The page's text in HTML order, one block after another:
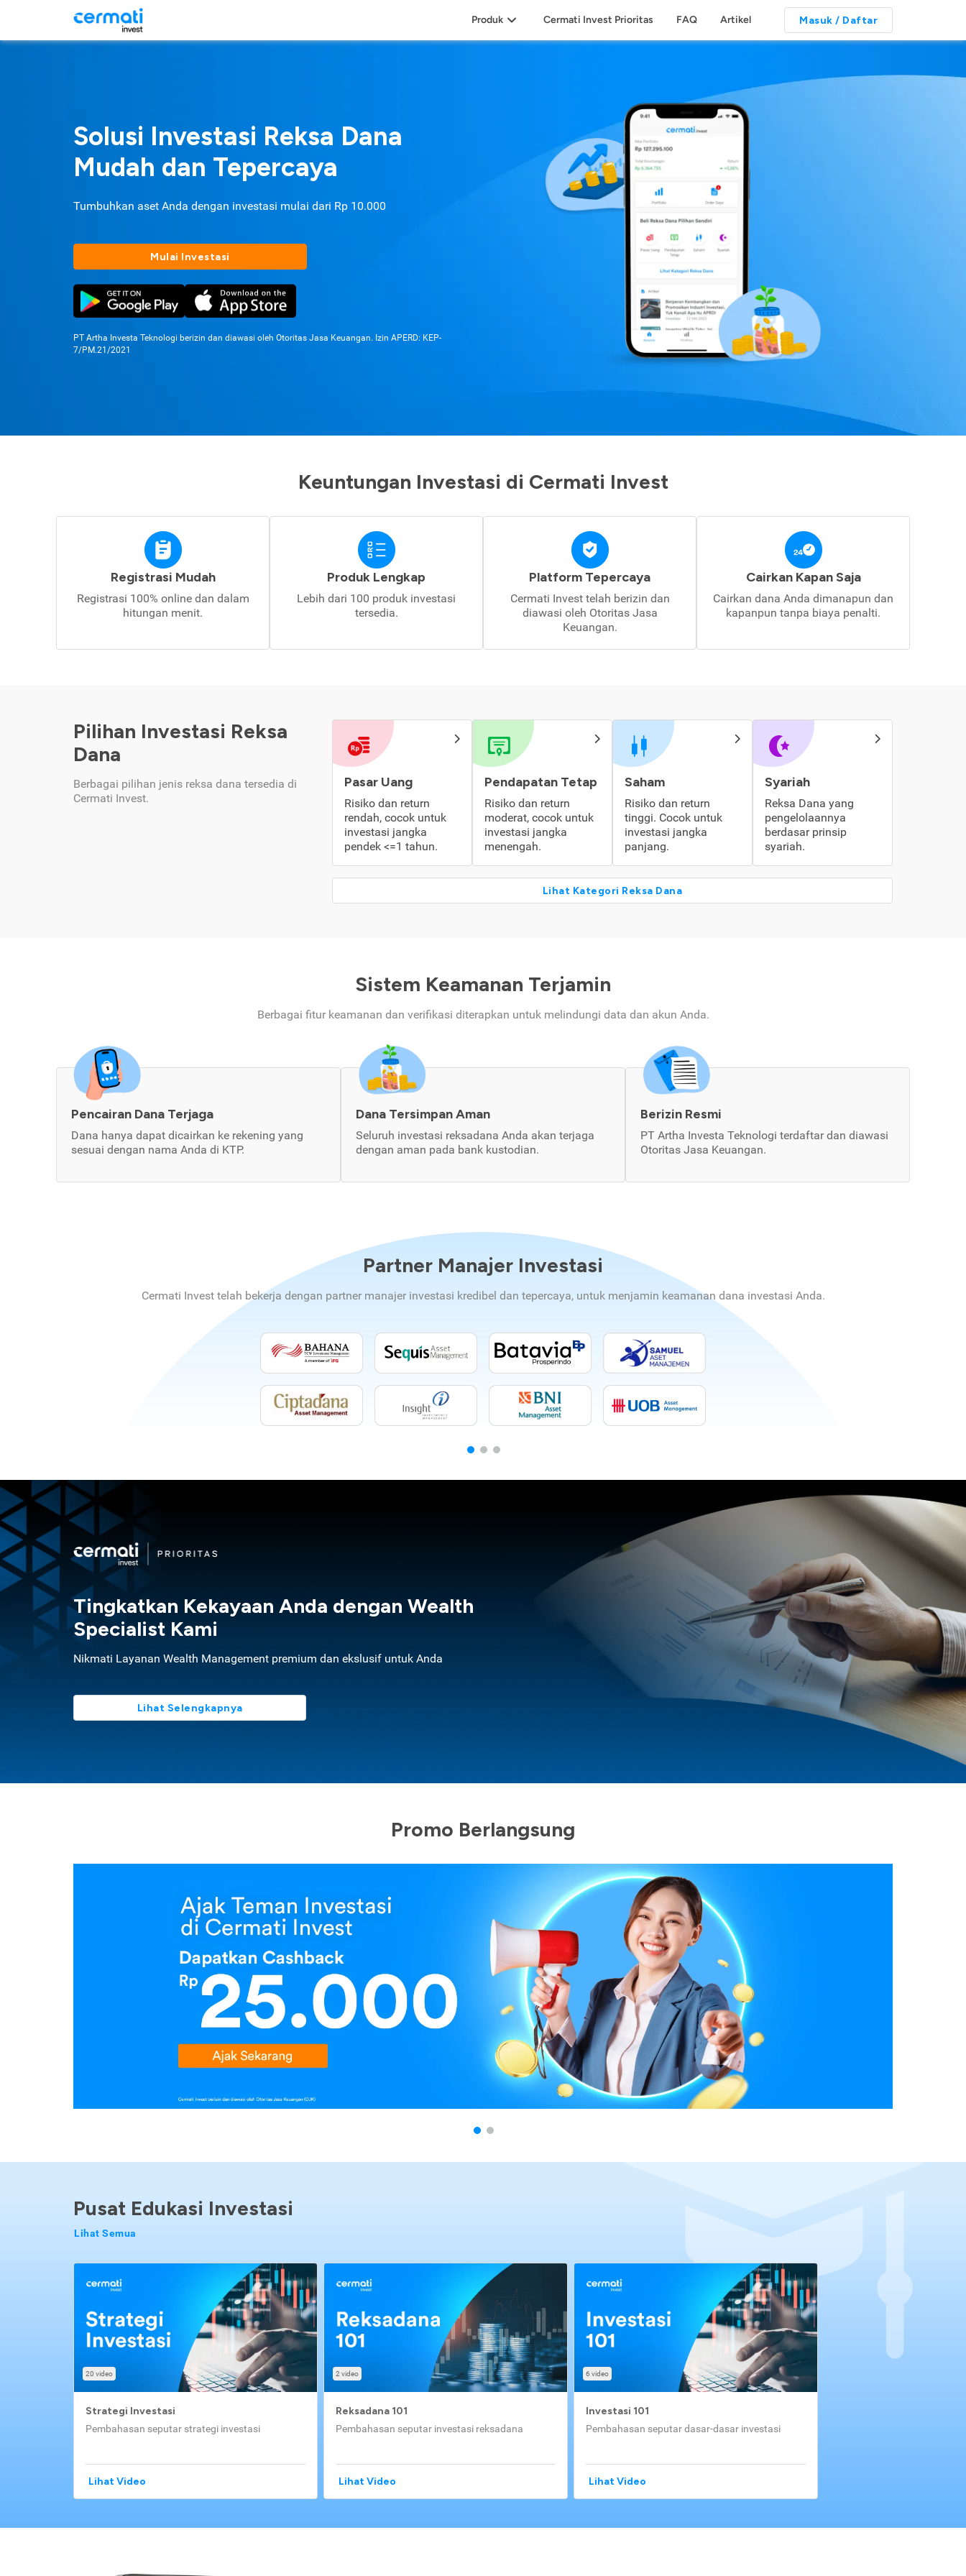
Produk Cermati Invest Prioritas FAQ Artikel Masuk / Daftar
Solusi Investasi Reksa Dana
Mudah dan Tepercaya
Tumbuhkan aset Anda dengan investasi mulai dari Rp 10.000
Mulai Investasi
PT Artha Investa Teknologi berizin dan diawasi oleh Otoritas Jasa Keuangan. Izin APERD: KEP-
7/PM.21/2021
Keuntungan Investasi di Cermati Invest
Registrasi Mudah
Registrasi 100% online dan dalam
hitungan menit.
Produk Lengkap
Lebih dari 100 produk investasi
tersedia.
Platform Tepercaya
Cermati Invest telah berizin dan
diawasi oleh Otoritas Jasa
Keuangan.
Cairkan Kapan Saja
Cairkan dana Anda dimanapun dan
kapanpun tanpa biaya penalti.
Pilihan Investasi Reksa
Dana
Berbagai pilihan jenis reksa dana tersedia di
Cermati Invest.
Pasar Uang
Risiko dan return
rendah, cocok untuk
investasi jangka
pendek <=1 tahun.
Pendapatan Tetap
Risiko dan return
moderat, cocok untuk
investasi jangka
menengah.
Saham
Risiko dan return
tinggi. Cocok untuk
investasi jangka
panjang.
Syariah
Reksa Dana yang
pengelolaannya
berdasar prinsip
syariah.
Lihat Kategori Reksa Dana
Sistem Keamanan Terjamin
Berbagai fitur keamanan dan verifikasi diterapkan untuk melindungi data dan akun Anda.
Pencairan Dana Terjaga
Dana hanya dapat dicairkan ke rekening yang
sesuai dengan nama Anda di KTP.
Dana Tersimpan Aman
Seluruh investasi reksadana Anda akan terjaga
dengan aman pada bank kustodian.
Berizin Resmi
PT Artha Investa Teknologi terdaftar dan diawasi
Otoritas Jasa Keuangan.
Partner Manajer Investasi
Cermati Invest telah bekerja dengan partner manajer investasi kredibel dan tepercaya, untuk menjamin keamanan dana investasi Anda.
Tingkatkan Kekayaan Anda dengan Wealth
Specialist Kami
Nikmati Layanan Wealth Management premium dan ekslusif untuk Anda
Lihat Selengkapnya
Promo Berlangsung
Pusat Edukasi Investasi
Lihat Semua
20 video
Strategi Investasi
Pembahasan seputar strategi investasi
Lihat Video
2 video
Reksadana 101
Pembahasan seputar investasi reksadana
Lihat Video
6 video
Investasi 101
Pembahasan seputar dasar-dasar investasi
Lihat Video